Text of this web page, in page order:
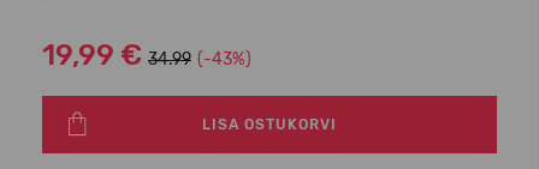
19,99 € 34.99 (-43%)
LISA OSTUKORVI